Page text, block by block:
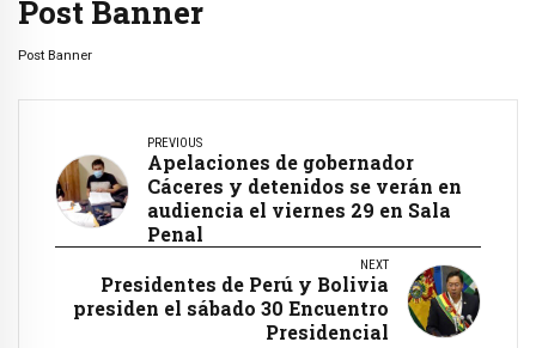
Post Banner
Post Banner
PREVIOUS
Apelaciones de gobernador
Cáceres y detenidos se verán en
audiencia el viernes 29 en Sala
Penal
NEXT
Presidentes de Perú y Bolivia
presiden el sábado 30 Encuentro
Presidencial